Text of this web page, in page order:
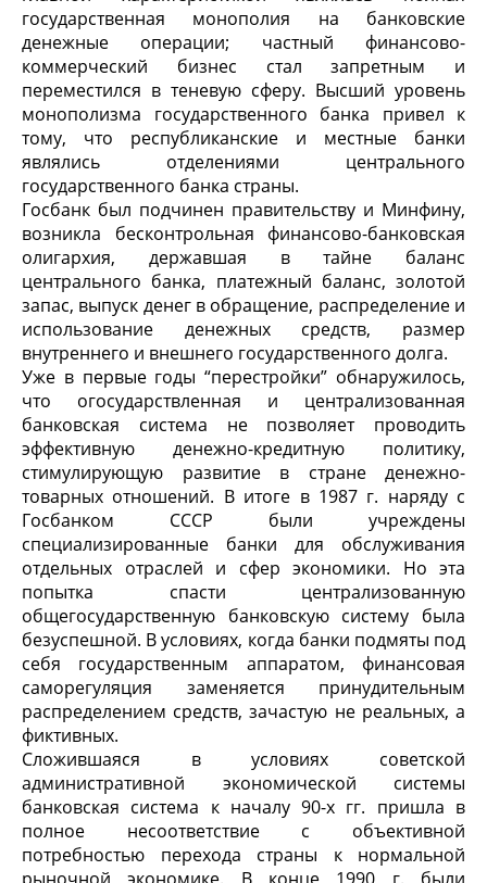
государственная монополия на банковские
денежные операции; частный финансово-
коммерческий бизнес стал запретным и
переместился в теневую сферу. Высший уровень
монополизма государственного банка привел к
тому, что республиканские и местные банки
являлись отделениями центрального
государственного банка страны.
Госбанк был подчинен правительству и Минфину,
возникла бесконтрольная финансово-банковская
олигархия, державшая в тайне баланс
центрального банка, платежный баланс, золотой
запас, выпуск денег в обращение, распределение и
использование денежных средств, размер
внутреннего и внешнего государственного долга.
Уже в первые годы “перестройки” обнаружилось,
что огосударствленная и централизованная
банковская система не позволяет проводить
эффективную денежно-кредитную политику,
стимулирующую развитие в стране денежно-
товарных отношений. В итоге в 1987 г. наряду с
Госбанком СССР были учреждены
специализированные банки для обслуживания
отдельных отраслей и сфер экономики. Но эта
попытка спасти централизованную
общегосударственную банковскую систему была
безуспешной. В условиях, когда банки подмяты под
себя государственным аппаратом, финансовая
саморегуляция заменяется принудительным
распределением средств, зачастую не реальных, а
фиктивных.
Сложившаяся в условиях советской
административной экономической системы
банковская система к началу 90-х гг. пришла в
полное несоответствие с объективной
потребностью перехода страны к нормальной